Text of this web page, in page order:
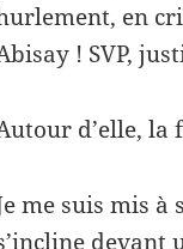
en
! SVP,
d’elle,
me suis mis
devant